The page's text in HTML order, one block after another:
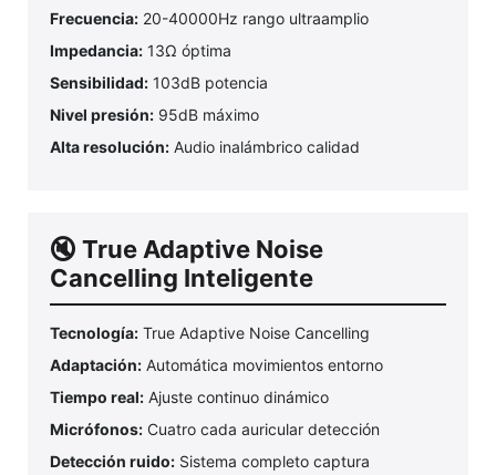
Frecuencia: 20-40000Hz rango ultraamplio
Impedancia: 13Ω óptima
Sensibilidad: 103dB potencia
Nivel presión: 95dB máximo
Alta resolución: Audio inalámbrico calidad
🔇 True Adaptive Noise
Cancelling Inteligente
Tecnología: True Adaptive Noise Cancelling
Adaptación: Automática movimientos entorno
Tiempo real: Ajuste continuo dinámico
Micrófonos: Cuatro cada auricular detección
Detección ruido: Sistema completo captura